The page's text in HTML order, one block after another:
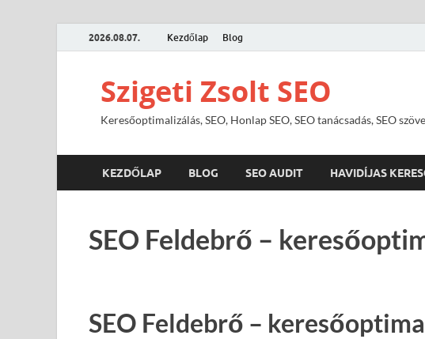
2026.08.07. Kezdőlap Blog
Szigeti Zsolt SEO
Keresőoptimalizálás, SEO, Honlap SEO, SEO tanácsadás, SEO
KEZDŐLAP BLOG SEO AUDIT HAVIDÍJAS
SEO Feldebrő –
SEO Feldebrő –